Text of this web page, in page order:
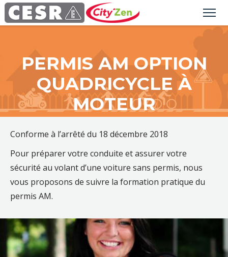
PERMIS AM OPTION
QUADRICYCLE À
MOTEUR
Conforme à l’arrêté du 18 décembre 2018
Pour préparer votre conduite et assurer votre
sécurité au volant d’une voiture sans permis, nous
vous proposons de suivre la formation pratique du
permis AM.